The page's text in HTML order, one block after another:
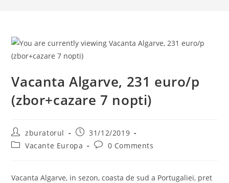
Vacanta Algarve, 231 euro/p
(zbor+cazare 7 nopti)
Post
author:
zburatorul
Post
published:
31/12/2019
PostVacante Europa
Post0 Comments
Vacanta Algarve, in sezon, coasta de sud a Portugaliei, pret